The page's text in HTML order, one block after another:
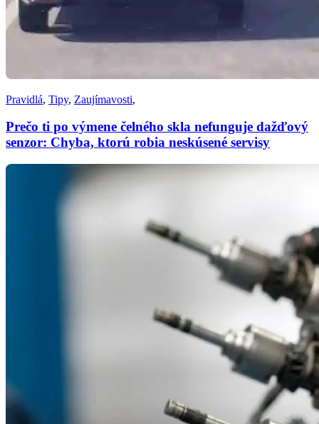
Pravidlá, Tipy, Zaujímavosti,
Prečo ti po výmene čelného skla nefunguje dažďový
senzor: Chyba, ktorú robia neskúsené servisy